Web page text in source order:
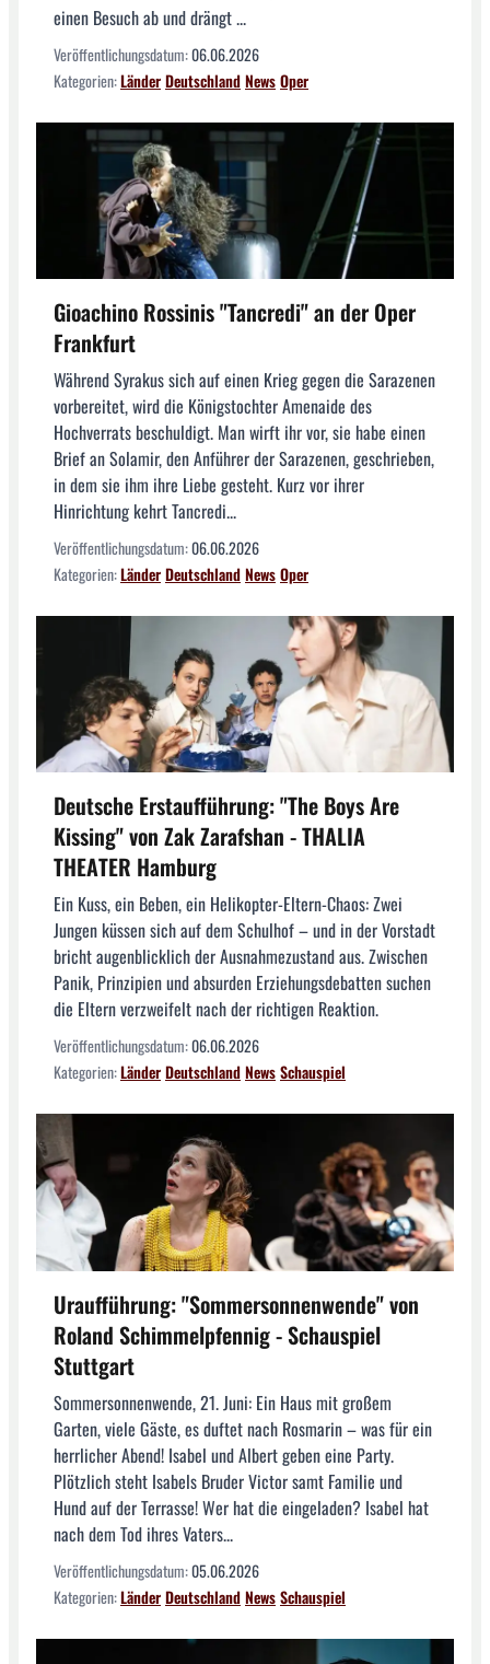
einen Besuch ab und drängt ...
Veröffentlichungsdatum:06.06.2026
Kategorien:LänderDeutschlandNewsOper
Gioachino Rossinis "Tancredi" an der Oper
Frankfurt
Während Syrakus sich auf einen Krieg gegen die Sarazenen
vorbereitet, wird die Königstochter Amenaide des
Hochverrats beschuldigt. Man wirft ihr vor, sie habe einen
Brief an Solamir, den Anführer der Sarazenen, geschrieben,
in dem sie ihm ihre Liebe gesteht. Kurz vor ihrer
Hinrichtung kehrt Tancredi...
Veröffentlichungsdatum:06.06.2026
Kategorien:LänderDeutschlandNewsOper
Deutsche Erstaufführung: "The Boys Are
Kissing" von Zak Zarafshan - THALIA
THEATER Hamburg
Ein Kuss, ein Beben, ein Helikopter-Eltern-Chaos: Zwei
Jungen küssen sich auf dem Schulhof – und in der Vorstadt
bricht augenblicklich der Ausnahmezustand aus. Zwischen
Panik, Prinzipien und absurden Erziehungsdebatten suchen
die Eltern verzweifelt nach der richtigen Reaktion.
Veröffentlichungsdatum:06.06.2026
Kategorien:LänderDeutschlandNewsSchauspiel
Uraufführung: "Sommer­sonnen­wende" von
Roland Schimmelpfennig - Schauspiel
Stuttgart
Sommersonnenwende, 21. Juni: Ein Haus mit großem
Garten, viele Gäste, es duftet nach Rosmarin – was für ein
herrlicher Abend! Isabel und Albert geben eine Party.
Plötzlich steht Isabels Bruder Victor samt Familie und
Hund auf der Terrasse! Wer hat die eingeladen? Isabel hat
nach dem Tod ihres Vaters...
Veröffentlichungsdatum:05.06.2026
Kategorien:LänderDeutschlandNewsSchauspiel